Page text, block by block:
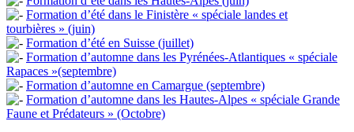
Formation d’été dans le Finistère « spéciale landes et
tourbières » (juin)
Formation d’été en Suisse (juillet)
Formation d’automne dans les Pyrénées-Atlantiques « spéciale
Rapaces »(septembre)
Formation d’automne en Camargue (septembre)
Formation d’automne dans les Hautes-Alpes « spéciale Grande
Faune et Prédateurs » (Octobre)